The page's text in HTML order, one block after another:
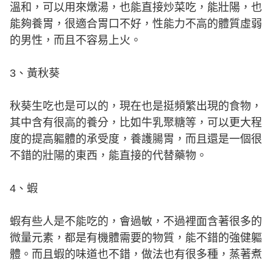
溫和，可以用來燉湯，也能直接炒菜吃，能壯陽，也
能夠養胃，很適合胃口不好，性能力不高的體質虛弱
的男性，而且不容易上火。
3、黃秋葵
秋葵生吃也是可以的，現在也是挺頻繁出現的食物，
其中含有很高的養分，比如牛乳聚糖等，可以更大程
度的提高軀體的承受度，養護腸胃，而且還是一個很
不錯的壯陽的東西，能直接的代替藥物。
4、蝦
蝦有些人是不能吃的，會過敏，不過裡面含著很多的
微量元素，都是有機體需要的物質，能不錯的強健軀
體。而且蝦的味道也不錯，做法也有很多種，蒸著煮